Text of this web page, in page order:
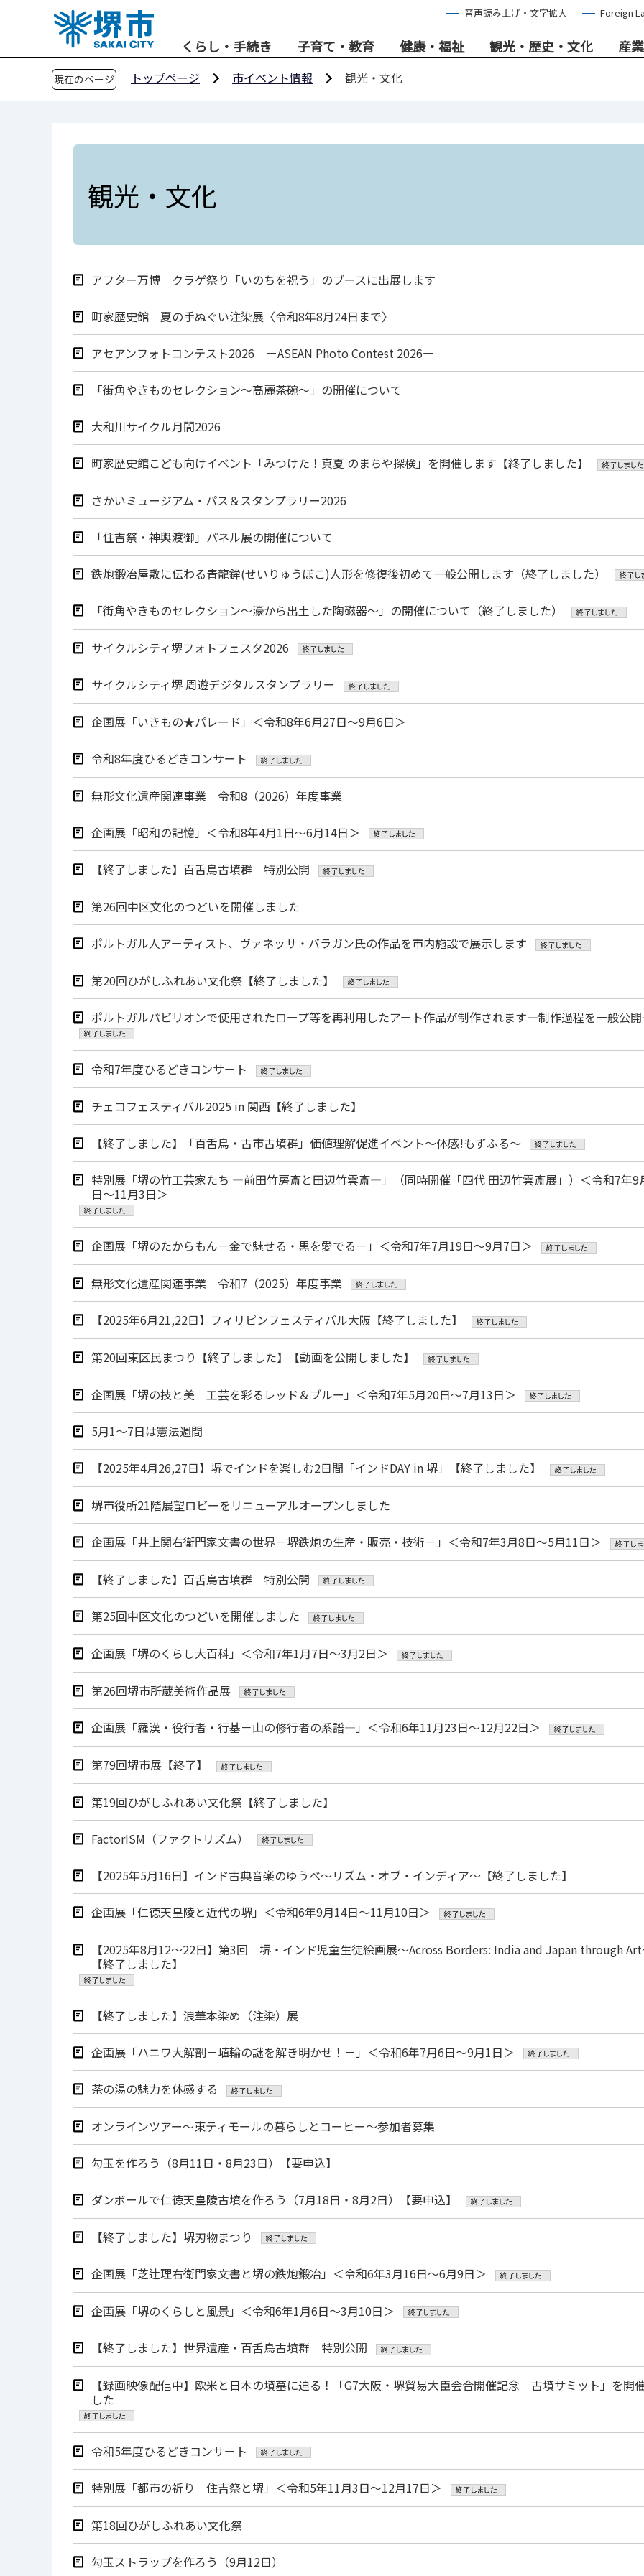
音声読み上げ・文字拡大 Foreign
くらし・手続き 子育て・教育 健康・福祉 観光・歴史・文化 産
現在のページ トップページ 市イベント情報 観光・文化
観光・文化
アフター万博 クラゲ祭り「いのちを祝う」のブースに出展します
町家歴史館 夏の手ぬぐい注染展〈令和8年8月24日まで〉
アセアンフォトコンテスト2026 ーASEAN Photo Contest 2026ー
「街角やきものセレクション～高麗茶碗～」の開催について
大和川サイクル月間2026
町家歴史館こども向けイベント「みつけた！真夏 のまちや探検」を開催します【終了しました】
さかいミュージアム・パス＆スタンプラリー2026
「住吉祭‧神輿渡御」パネル展の開催について
鉄炮鍛冶屋敷に伝わる青龍鉾(せいりゅうぼこ)人形を修復後初めて一般公開します（終了しました）
「街角やきものセレクション～濠から出土した陶磁器～」の開催について（終了しました）
サイクルシティ堺フォトフェスタ2026
サイクルシティ堺 周遊デジタルスタンプラリー
企画展「いきもの★パレード」＜令和8年6月27日～9月6日＞
令和8年度ひるどきコンサート
無形文化遺産関連事業 令和8（2026）年度事業
企画展「昭和の記憶」＜令和8年4月1日～6月14日＞
【終了しました】百舌鳥古墳群 特別公開
第26回中区⽂化のつどいを開催しました
ポルトガル人アーティスト、ヴァネッサ・バラガン氏の作品を市内施設で展示します
第20回ひがしふれあい文化祭【終了しました】
ポルトガルパビリオンで使用されたロープ等を再利用したアート作品が制作されます―制作過程を一般公
令和7年度ひるどきコンサート
チェコフェスティバル2025 in 関西【終了しました】
【終了しました】「百舌鳥・古市古墳群」価値理解促進イベント～体感!もずふる～
特別展「堺の竹工芸家たち ―前田竹房斎と田辺竹雲斎―」（同時開催「四代 田辺竹雲斎展」）＜令和7年9
日～11月3日＞
企画展「堺のたからもん－金で魅せる・黒を愛でる－」＜令和7年7月19日～9月7日＞
無形文化遺産関連事業 令和7（2025）年度事業
【2025年6月21,22日】フィリピンフェスティバル大阪【終了しました】
第20回東区民まつり【終了しました】【動画を公開しました】
企画展「堺の技と美 工芸を彩るレッド＆ブルー」＜令和7年5月20日～7月13日＞
5月1～7日は憲法週間
【2025年4月26,27日】堺でインドを楽しむ2日間「インドDAY in 堺」【終了しました】
堺市役所21階展望ロビーをリニューアルオープンしました
企画展「井上関右衛門家文書の世界－堺鉄炮の生産・販売・技術－」＜令和7年3月8日～5月11日＞
【終了しました】百舌鳥古墳群 特別公開
第25回中区⽂化のつどいを開催しました
企画展「堺のくらし大百科」＜令和7年1月7日～3月2日＞
第26回堺市所蔵美術作品展
企画展「羅漢・役行者・行基－山の修行者の系譜―」＜令和6年11月23日～12月22日＞
第79回堺市展【終了】
第19回ひがしふれあい文化祭【終了しました】
FactorISM（ファクトリズム）
【2025年5月16日】インド古典音楽のゆうべ～リズム・オブ・インディア～【終了しました】
企画展「仁徳天皇陵と近代の堺」＜令和6年9月14日～11月10日＞
【2025年8月12～22日】第3回 堺・インド児童生徒絵画展～Across Borders: India and Japan through
【終了しました】
【終了しました】浪華本染め（注染）展
企画展「ハニワ大解剖－埴輪の謎を解き明かせ！－」＜令和6年7月6日～9月1日＞
茶の湯の魅力を体感する
オンラインツアー～東ティモールの暮らしとコーヒー～参加者募集
勾玉を作ろう（8月11日・8月23日）【要申込】
ダンボールで仁徳天皇陵古墳を作ろう（7月18日・8月2日）【要申込】
【終了しました】堺刃物まつり
企画展「芝辻理右衛門家文書と堺の鉄炮鍛冶」＜令和6年3月16日～6月9日＞
企画展「堺のくらしと風景」＜令和6年1月6日～3月10日＞
【終了しました】世界遺産・百舌鳥古墳群 特別公開
【録画映像配信中】欧米と日本の墳墓に迫る！「G7大阪・堺貿易大臣会合開催記念 古墳サミット」を開
した
令和5年度ひるどきコンサート
特別展「都市の祈り 住吉祭と堺」＜令和5年11月3日～12月17日＞
第18回ひがしふれあい文化祭
勾玉ストラップを作ろう（9月12日）